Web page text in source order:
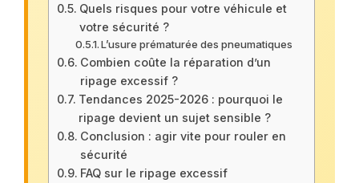
Quels risques pour votre véhicule et
votre sécurité ?
L’usure prématurée des pneumatiques
Combien coûte la réparation d’un
ripage excessif ?
Tendances 2025-2026 : pourquoi le
ripage devient un sujet sensible ?
Conclusion : agir vite pour rouler en
sécurité
FAQ sur le ripage excessif